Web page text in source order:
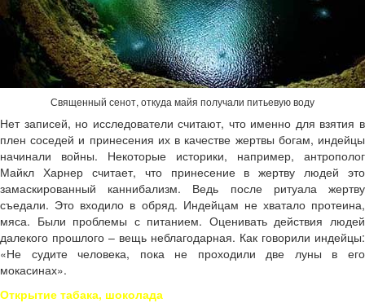
Священный сенот, откуда майя получали питьевую воду
Нет записей, но исследователи считают, что именно для взятия в
плен соседей и принесения их в качестве жертвы богам, индейцы
начинали войны. Некоторые историки, например, антрополог
Майкл Харнер считает, что принесение в жертву людей это
замаскированный каннибализм. Ведь после ритуала жертву
съедали. Это входило в обряд. Индейцам не хватало протеина,
мяса. Были проблемы с питанием. Оценивать действия людей
далекого прошлого – вещь неблагодарная. Как говорили индейцы:
«Не судите человека, пока не проходили две луны в его
мокасинах».
Открытие табака, шоколада